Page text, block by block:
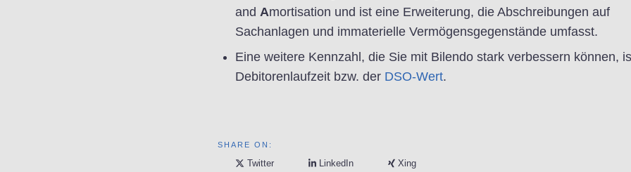
and Amortisation und ist eine Erweiterung, die Abschreibungen auf
Sachanlagen und immaterielle Vermögensgegenstände umfasst.
Eine weitere Kennzahl, die Sie mit Bilendo stark verbessern können,
Debitorenlaufzeit bzw. der DSO-Wert.
SHARE ON:
Twitter LinkedIn Xing